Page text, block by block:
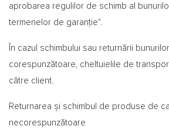
aprobarea regulilor de schimb al
termenelor de garanție".
În cazul schimbului sau returnării
corespunzătoare, cheltuielile de
către client.
Returnarea și schimbul de produse de
necorespunzătoare